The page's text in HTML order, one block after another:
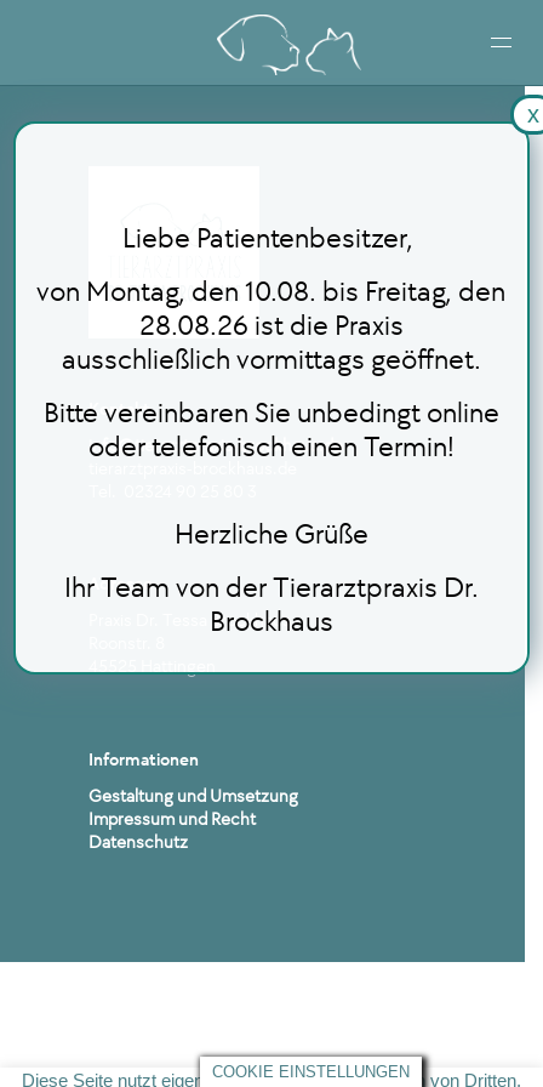
BLOG
ONLINE TERMINBUCHUNG
Kontakt
info@tierarztpraxis-brockhaus.de
Adresse
Praxis Dr. Tessa Brockhaus
Informationen
Gestaltung und Umsetzung
Impressum und Recht
Datenschutz
COOKIE EINSTELLUNGEN
Liebe Patientenbesitzer,
von Montag, den 10.08. bis Freitag, den
28.08.26 ist die Praxis
ausschließlich vormittags geöffnet.
Bitte vereinbaren Sie unbedingt online
oder telefonisch einen Termin!
Herzliche Grüße
Ihr Team von der Tierarztpraxis Dr.
Brockhaus
x